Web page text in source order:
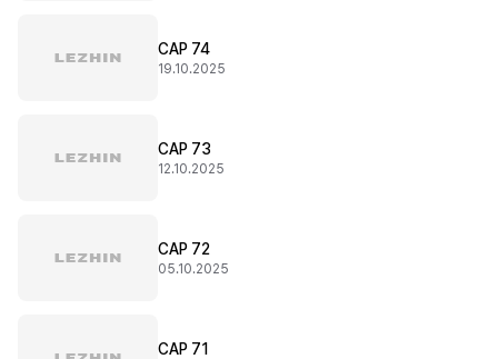
CAP 74
19.10.2025
CAP 73
12.10.2025
CAP 72
05.10.2025
CAP 71